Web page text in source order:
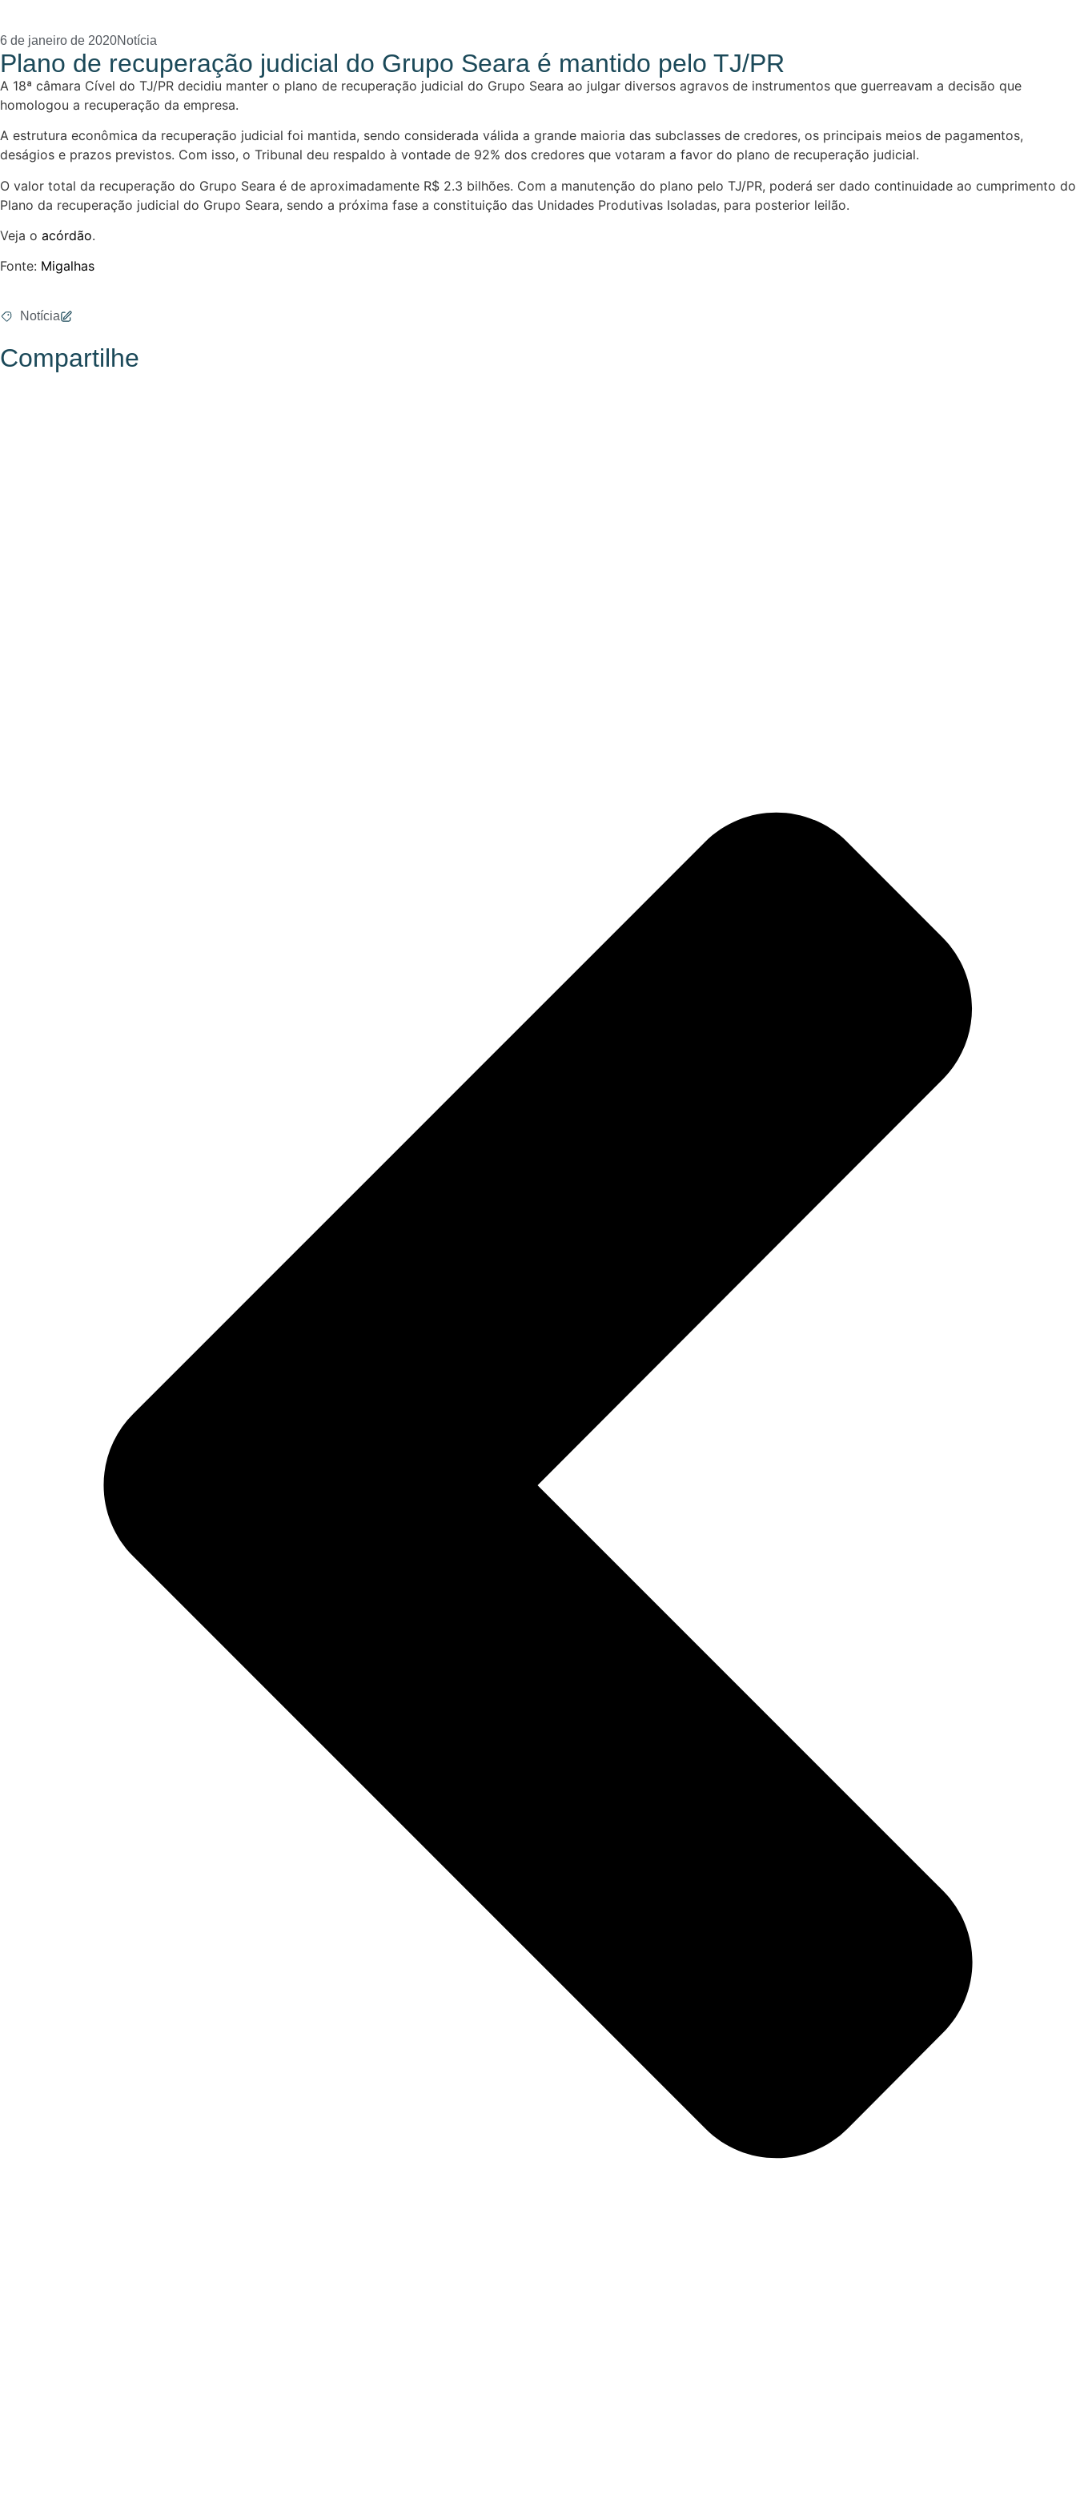
6 de janeiro de 2020Notícia
Plano de recuperação judicial do Grupo Seara é mantido pelo TJ/PR
A 18ª câmara Cível do TJ/PR decidiu manter o plano de recuperação judicial do Grupo Seara ao julgar diversos agravos de instrumentos que guerreavam a decisão que
homologou a recuperação da empresa.
A estrutura econômica da recuperação judicial foi mantida, sendo considerada válida a grande maioria das subclasses de credores, os principais meios de pagamentos,
deságios e prazos previstos. Com isso, o Tribunal deu respaldo à vontade de 92% dos credores que votaram a favor do plano de recuperação judicial.
O valor total da recuperação do Grupo Seara é de aproximadamente R$ 2.3 bilhões. Com a manutenção do plano pelo TJ/PR, poderá ser dado continuidade ao cumprimento do
Plano da recuperação judicial do Grupo Seara, sendo a próxima fase a constituição das Unidades Produtivas Isoladas, para posterior leilão.
Veja o acórdão.
Fonte: Migalhas
Notícia
Compartilhe